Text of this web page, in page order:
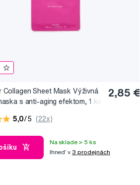
Collagen Sheet Mask Výživná
s anti-aging efektom, 1 ks
2,85 €
5,0/5 (22x)
Na sklade > 5 ks
Ihneď v 3 prodejnách